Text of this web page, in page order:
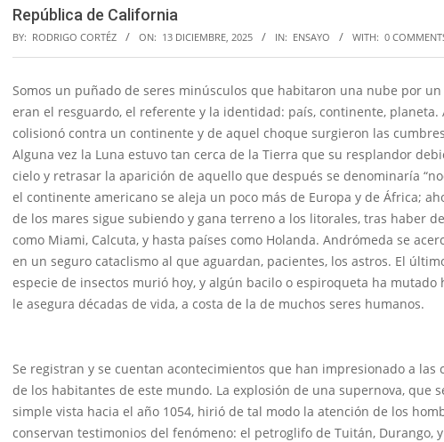
República de California
BY: RODRIGO CORTÉZ ON: 13 DICIEMBRE, 2025 IN: ENSAYO WITH: 0
Somos un puñado de seres minúsculos que habitaron una nube por
eran el resguardo, el referente y la identidad: país, continente, planeta.
colisionó contra un continente y de aquel choque surgieron las
Alguna vez la Luna estuvo tan cerca de la Tierra que su resplandor
cielo y retrasar la aparición de aquello que después se denominaría
el continente americano se aleja un poco más de Europa y de África;
de los mares sigue subiendo y gana terreno a los litorales, tras haber
como Miami, Calcuta, y hasta países como Holanda. Andrómeda se
en un seguro cataclismo al que aguardan, pacientes, los astros. El
especie de insectos murió hoy, y algún bacilo o espiroqueta ha mutado
le asegura décadas de vida, a costa de la de muchos seres humanos.
Se registran y se cuentan acontecimientos que han impresionado a las
de los habitantes de este mundo. La explosión de una supernova, que
simple vista hacia el año 1054, hirió de tal modo la atención de los
conservan testimonios del fenómeno: el petroglifo de Tuitán, Durango,